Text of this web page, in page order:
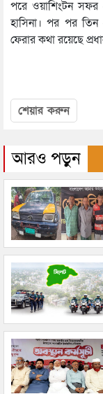
পরে ওয়াশিংটন
হাসিনা। পর পর
ফেরার কথা রয়েছে
শেয়ার করুন
আরও পড়ুন